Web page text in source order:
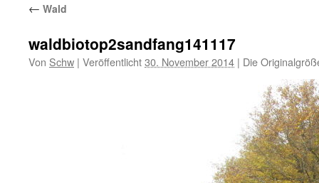
← Wald
waldbiotop2sandfang141117
Von Schw | Veröffentlicht30. November 2014 | Die